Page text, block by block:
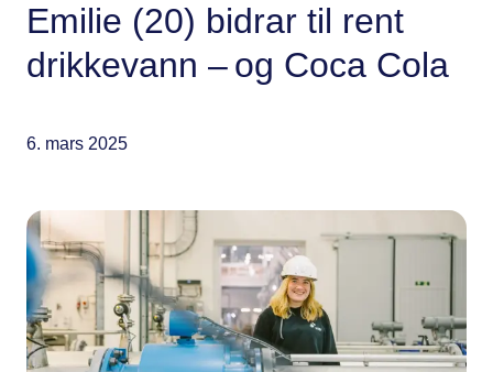
Emilie (20) bidrar til rent
drikkevann – og Coca Cola
6. mars 2025